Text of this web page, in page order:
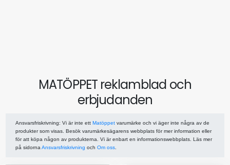
MATÖPPET reklamblad och
erbjudanden
Ansvarsfriskrivning: Vi är inte ett Matöppet varumärke och vi äger inte några av de
produkter som visas. Besök varumärkesägarens webbplats för mer information eller
för att köpa någon av produkterna. Vi är enbart en informationswebbplats. Läs mer
på sidorna Ansvarsfriskrivning och Om oss